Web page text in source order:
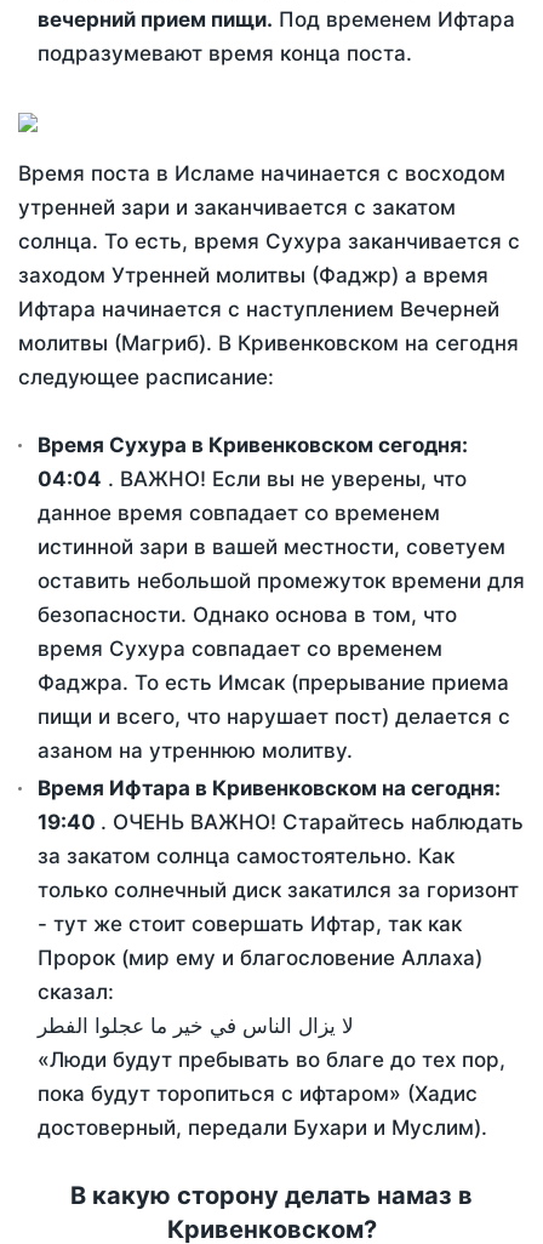
вечерний прием пищи. Под временем Ифтара
подразумевают время конца поста.
Время поста в Исламе начинается с восходом
утренней зари и заканчивается с закатом
солнца. То есть, время Сухура заканчивается с
заходом Утренней молитвы (Фаджр) а время
Ифтара начинается с наступлением Вечерней
молитвы (Магриб). В Кривенковском на сегодня
следующее расписание:
Время Сухура в Кривенковском сегодня:
04:04 . ВАЖНО! Если вы не уверены, что
данное время совпадает со временем
истинной зари в вашей местности, советуем
оставить небольшой промежуток времени для
безопасности. Однако основа в том, что
время Сухура совпадает со временем
Фаджра. То есть Имсак (прерывание приема
пищи и всего, что нарушает пост) делается с
азаном на утреннюю молитву.
Время Ифтара в Кривенковском на сегодня:
19:40 . ОЧЕНЬ ВАЖНО! Старайтесь наблюдать
за закатом солнца самостоятельно. Как
только солнечный диск закатился за горизонт
- тут же стоит совершать Ифтар, так как
Пророк (мир ему и благословение Аллаха)
сказал:
لا يزال الناس في خير ما عجلوا الفطر
«Люди будут пребывать во благе до тех пор,
пока будут торопиться с ифтаром» (Хадис
достоверный, передали Бухари и Муслим).
В какую сторону делать намаз в
Кривенковском?